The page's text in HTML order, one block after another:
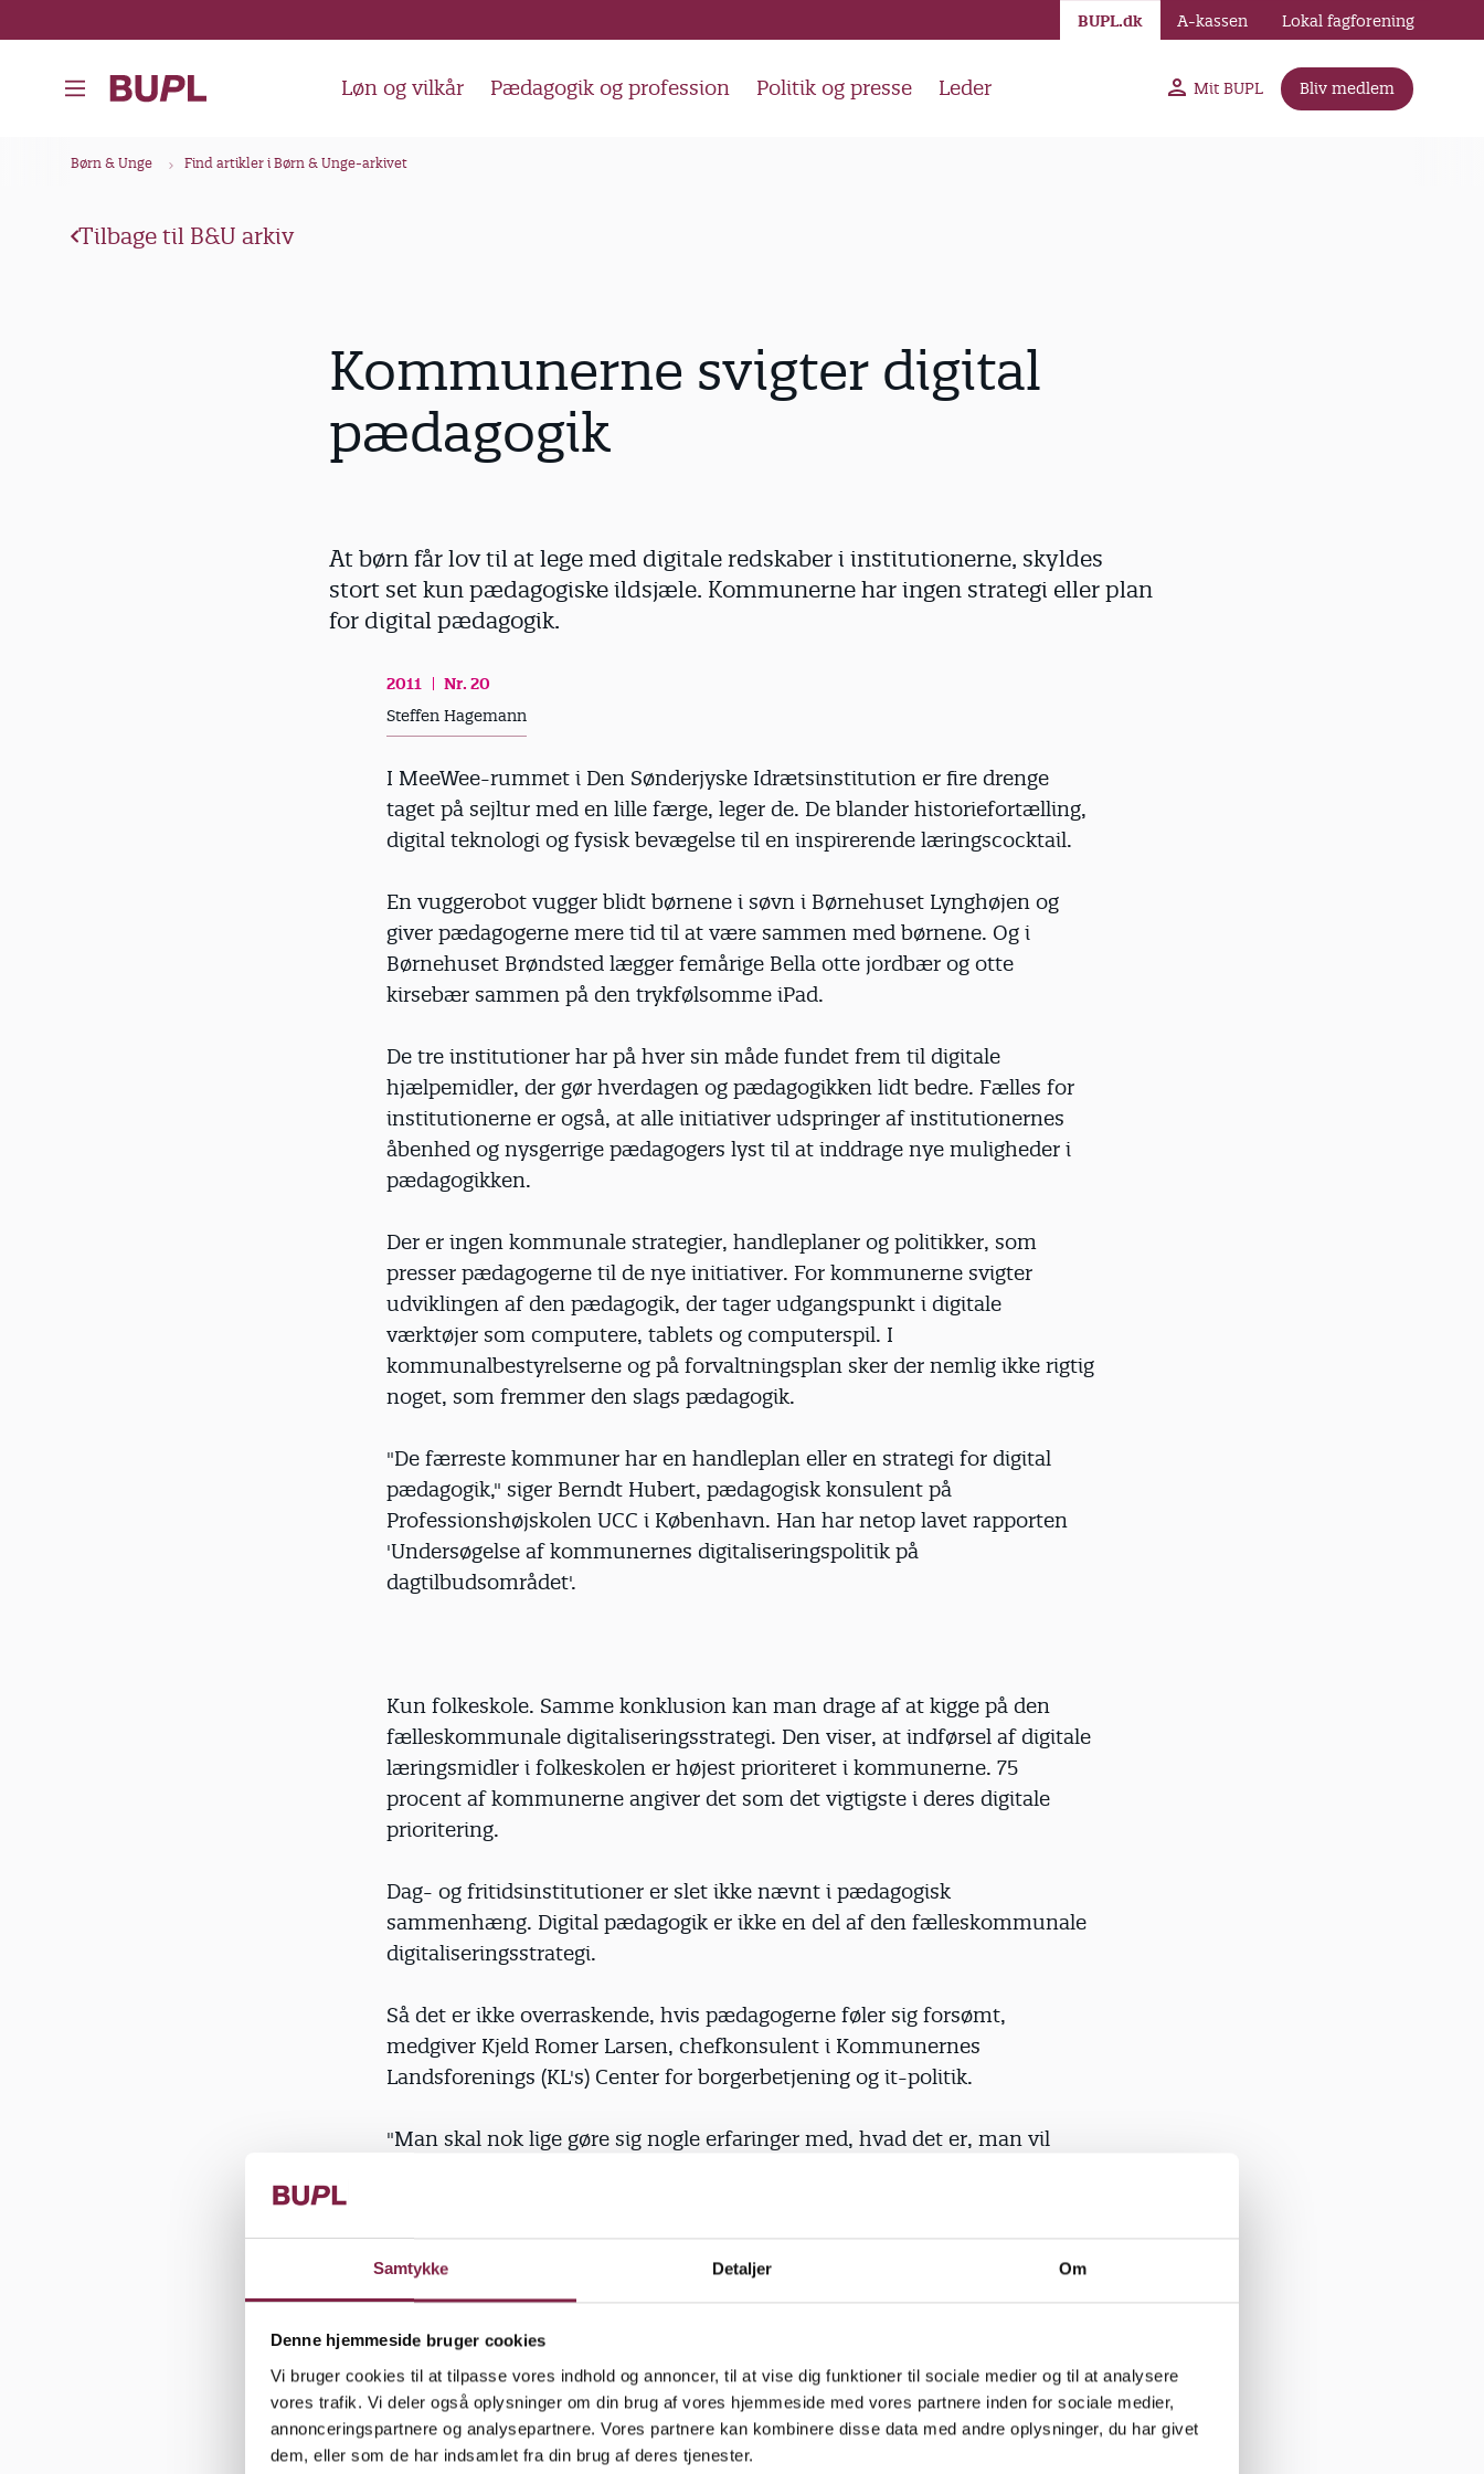
Samtykke Detaljer Om
Denne hjemmeside bruger cookies
Vi bruger cookies til at tilpasse vores indhold og annoncer, til at vise dig funktioner til sociale medier og til at analysere
vores trafik. Vi deler også oplysninger om din brug af vores hjemmeside med vores partnere inden for sociale medier,
annonceringspartnere og analysepartnere. Vores partnere kan kombinere disse data med andre oplysninger, du har givet
dem, eller som de har indsamlet fra din brug af deres tjenester.
å
Løn og vilkår Pædagogik og profession Politik og presse Leder Mit BUPL Bliv medlem
BUPL.dk A-kassen Lokal fagforening
Børn & Unge Find artikler i Børn & Unge-arkivet
Tilbage til B&U arkiv
Kommunerne svigter digital
pædagogik
At børn får lov til at lege med digitale redskaber i institutionerne, skyldes
stort set kun pædagogiske ildsjæle. Kommunerne har ingen strategi eller plan
for digital pædagogik.
2011
Nr. 20
Steffen Hagemann
I MeeWee-rummet i Den Sønderjyske Idrætsinstitution er fire drenge
taget på sejltur med en lille færge, leger de. De blander historiefortælling,
digital teknologi og fysisk bevægelse til en inspirerende læringscocktail.
En vuggerobot vugger blidt børnene i søvn i Børnehuset Lynghøjen og
giver pædagogerne mere tid til at være sammen med børnene. Og i
Børnehuset Brøndsted lægger femårige Bella otte jordbær og otte
kirsebær sammen på den trykfølsomme iPad.
De tre institutioner har på hver sin måde fundet frem til digitale
hjælpemidler, der gør hverdagen og pædagogikken lidt bedre. Fælles for
institutionerne er også, at alle initiativer udspringer af institutionernes
åbenhed og nysgerrige pædagogers lyst til at inddrage nye muligheder i
pædagogikken.
Der er ingen kommunale strategier, handleplaner og politikker, som
presser pæda­gogerne til de nye initiativer. For kommunerne svigter
udviklingen af den pædagogik, der tager udgangspunkt i digitale
værktøjer som computere, tablets og computerspil. I
kommunalbestyrelserne og på forvaltningsplan sker der nemlig ikke rigtig
noget, som fremmer den slags pædagogik.
"De færreste kommuner har en handleplan eller en strategi for digital
pædagogik," siger Berndt Hubert, pædagogisk konsulent på
Professionshøjskolen UCC i København. Han har netop lavet rapporten
'Undersøgelse af kommunernes digitaliseringspolitik på
dagtilbudsområdet'.
Kun folkeskole. Samme konklusion kan man drage af at kigge på den
fælleskommunale digitaliseringsstrategi. Den viser, at indførsel af digitale
læringsmidler i folkeskolen er højest prioriteret i kommunerne. 75
procent af kommunerne angiver det som det vigtigste i deres digitale
prioritering.
Dag- og fritidsinstitutioner er slet ikke nævnt i pædagogisk
sammenhæng. Digital pædagogik er ikke en del af den fælleskommunale
digitaliseringsstrategi.
Så det er ikke overraskende, hvis pæda­gogerne føler sig forsømt,
medgiver Kjeld Romer Larsen, chefkonsulent i Kommunernes
Landsforenings (KL's) Center for borgerbetjening og it-politik.
"Man skal nok lige gøre sig nogle erfaringer med, hvad det er, man vil
daginstitu­tionen'," siger han.
Der er heller ingen strategi for, hvordan kommunerne gennem
værktøjer. Men bare fordi der ikke er en strategi, så udelukker det ikke
eksperimenter, understreger Kjeld Romer Larsen.
"Strategien foregiver ikke at være altfavnende, så der vil også køre en